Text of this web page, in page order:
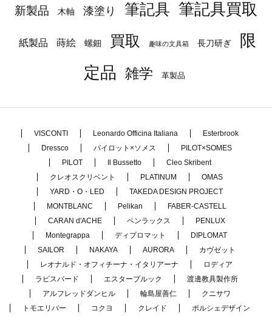
新製品 木軸 漆塗り 筆記具 筆記具買取
紙製品 蒔絵 螺鈿 買取 趣味の文具箱 長刀研ぎ
限
定品
雑学 革製品
VISCONTI Leonardo Officina Italiana
Esterbrook
Dressco
パイロット×ソメス
PILOT×SOMES
PILOT
Il Bussetto
Cleo Skribent
クレオスクリベント
PLATINUM
OMAS
YARD・O・LED
TAKEDA DESIGN PROJECT
MONTBLANC
Pelikan
FABER-CASTELL
CARAN d'ACHE
ペンラックス
PENLUX
Montegrappa
ディプロマット
DIPLOMAT
SAILOR
NAKAYA AURORA
カヴゼット
レオナルド・オフィチーナ・イタリアーナ
ロディア
ラピスバード
エスターブルック
渡邊教具製作所
アルフレッドダンヒル
輪島屋善仁
クニサワ
トモエリバー
コクヨ クレイド
ポルシェデザイン